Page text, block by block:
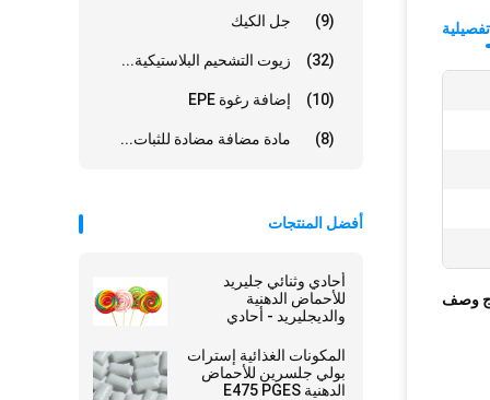
جل الكيك (9)
زيوت التشحيم البلاستيكية... (32)
إضافة رغوة EPE (10)
مادة مضافة مضادة للثبات... (8)
أفضل المنتجات
أحادي وثنائي جليريد
للأحماض الدهنية
والديجليريد - أحادي
المكونات الغذائية إسترات
بولي جلسرين للأحماض
الدهنية E475 PGES
وصف